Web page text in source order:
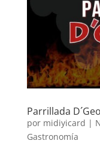
Parrillada
por midiyicard |
Gastronomía